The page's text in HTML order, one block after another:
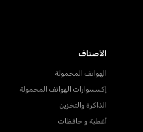
الأصناف
الهواتف المحمولة
إكسسوارات الهواتف المحمولة
الذاكرة والتخزين
أغطية و حافظات